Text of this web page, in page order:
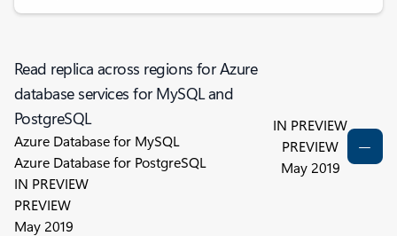
Read replica across regions for Azure
database services for MySQL and
PostgreSQL
Azure Database for MySQL
Azure Database for PostgreSQL
IN PREVIEW
PREVIEW
May 2019
IN PREVIEW
PREVIEW
May 2019